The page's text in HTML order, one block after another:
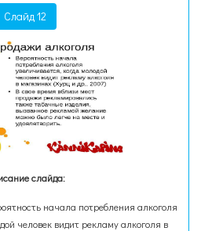
Слайд 12
слайда:
начала потребления алкоголя
человек видит рекламу алкоголя в